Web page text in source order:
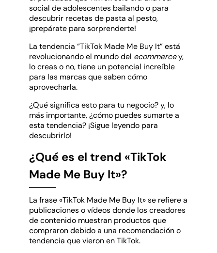
social de adolescentes bailando o para
descubrir recetas de pasta al pesto,
¡prepárate para sorprenderte!
La tendencia “TikTok Made Me Buy It” está
revolucionando el mundo del ecommercey,
lo creas o no, tiene un potencial increíble
para las marcas que saben cómo
aprovecharla.
¿Qué significa esto para tu negocio? y, lo
más importante, ¿cómo puedes sumarte a
esta tendencia? ¡Sigue leyendo para
descubrirlo!
¿Qué es el trend «TikTok
Made Me Buy It»?
La frase «TikTok Made Me Buy It» se refiere a
publicaciones o vídeos donde los creadores
de contenido muestran productos que
compraron debido a una recomendación o
tendencia que vieron en TikTok.